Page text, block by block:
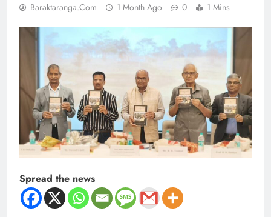
Baraktaranga.com 1 Month Ago 0 1 Mins
Spread the news